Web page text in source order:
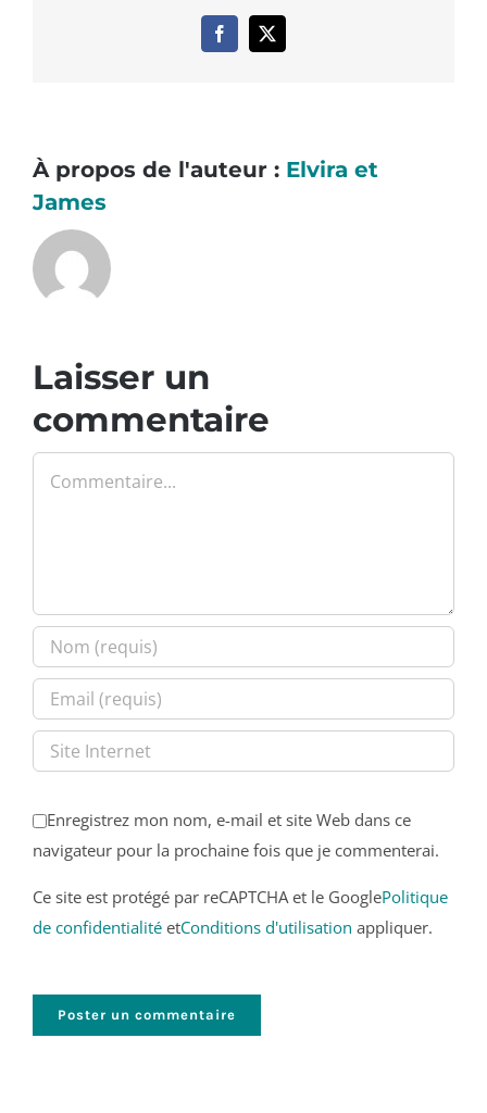
Facebook
X
À propos de l'auteur : Elvira et
James
Laisser un
commentaire
Enregistrez mon nom, e-mail et site Web dans ce
navigateur pour la prochaine fois que je commenterai.
Ce site est protégé par reCAPTCHA et le GooglePolitique
de confidentialité etConditions d'utilisation appliquer.